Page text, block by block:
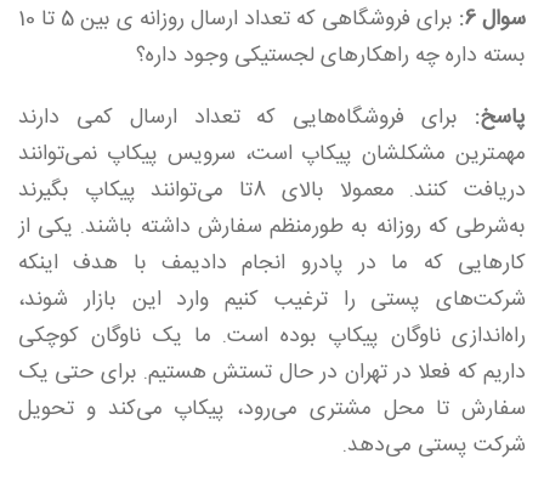
سوال 6:
برای فروشگاهی که تعداد ارسال روزانه ی بین 5 تا 10
بسته داره چه راهکارهای لجستیکی وجود داره؟
پاسخ: برای فروشگاه‌هایی که تعداد ارسال کمی دارند
مهمترین مشکلشان پیکاپ است، سرویس پیکاپ نمی‌توانند
دریافت کنند. معمولا بالای 8تا می‌توانند پیکاپ بگیرند
به‌شرطی که روزانه به طورمنظم سفارش داشته باشند. یکی از
کارهایی که ما در پادرو انجام دادیمف با هدف اینکه
شرکت‌های پستی را ترغیب کنیم وارد این بازار شوند،
راه‌اندازی ناوگان پیکاپ بوده است. ما یک ناوگان کوچکی
داریم که فعلا در تهران در حال تستش هستیم. برای حتی یک
سفارش تا محل مشتری می‌رود، پیکاپ می‌کند و تحویل
شرکت پستی می‌دهد.